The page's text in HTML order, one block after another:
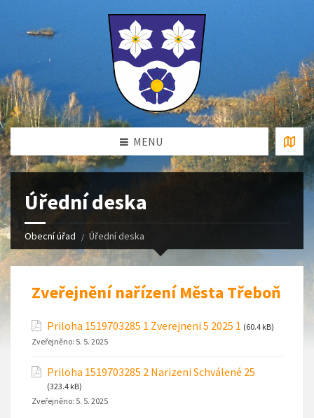
MENU
Úřední deska
Obecní úřad Úřední deska
Zveřejnění nařízení Města Třeboň
Priloha 1519703285 1 Zverejneni 5 2025 1 (60.4 kB)
Zveřejněno: 5. 5. 2025
Priloha 1519703285 2 Narizeni Schválené 25
(323.4 kB)
Zveřejněno: 5. 5. 2025